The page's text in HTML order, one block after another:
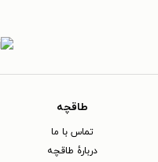
طاقچه
تماس با ما
دربارهٔ طاقچه